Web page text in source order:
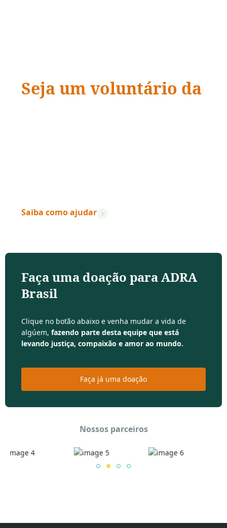
Seja um voluntário da
Saiba como ajudar
Faça uma doação para ADRA
Brasil
Clique no botão abaixo e venha mudar a vida de
algúem, fazendo parte desta equipe que está
levando justiça, compaixão e amor ao mundo.
Faça já uma doação
Nossos parceiros